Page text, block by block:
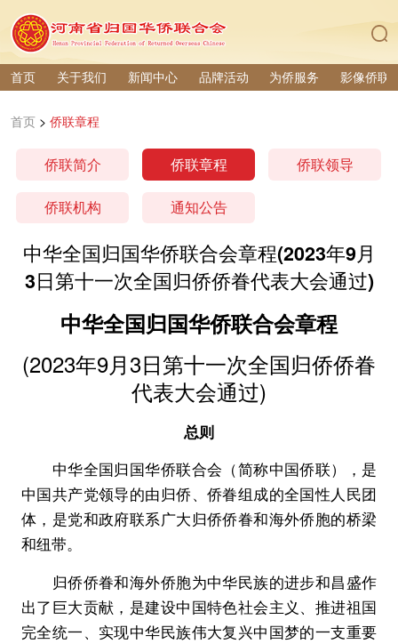
首页 关于我们 新闻中心 品牌活动 为侨服务 影像侨联
首页> 侨联章程
侨联简介 侨联章程 侨联领导
侨联机构 通知公告
中华全国归国华侨联合会章程(2023年9月
3日第十一次全国归侨侨眷代表大会通过)
中华全国归国华侨联合会章程
(2023年9月3日第十一次全国归侨侨眷
代表大会通过)
总则
中华全国归国华侨联合会（简称中国侨联），是
中国共产党领导的由归侨、侨眷组成的全国性人民团
体，是党和政府联系广大归侨侨眷和海外侨胞的桥梁
和纽带。
归侨侨眷和海外侨胞为中华民族的进步和昌盛作
出了巨大贡献，是建设中国特色社会主义、推进祖国
完全统一、实现中华民族伟大复兴中国梦的一支重要